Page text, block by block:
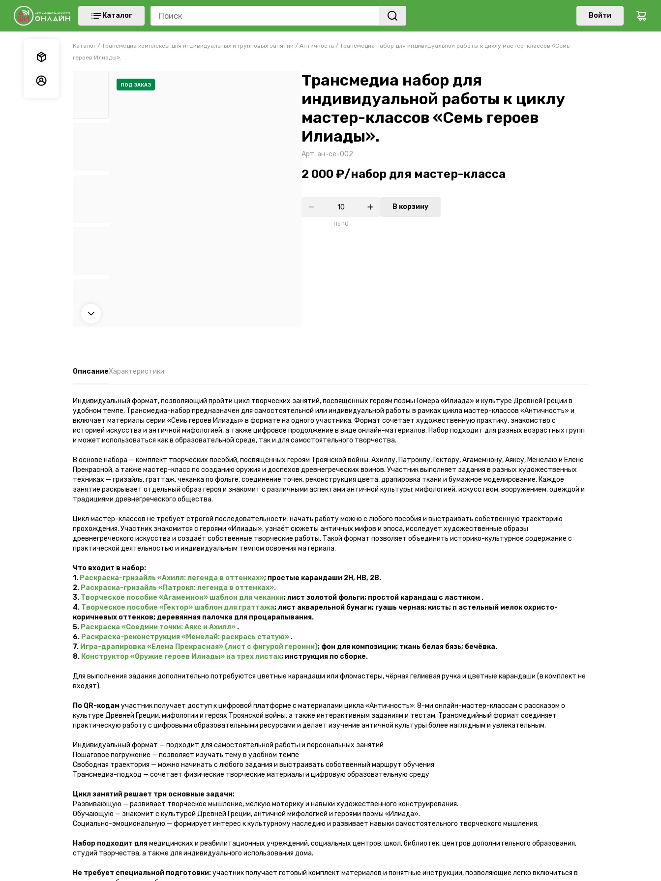
Каталог Войти
Мои заказы
Каталог / Трансмедиа комплексы для индивидуальных и групповых занятий / Античность / Трансмедиа набор для индивидуальной работы к циклу мастер-классов «Семь
героев Илиады».
ПОД ЗАКАЗ
Трансмедиа набор для
индивидуальной работы к циклу
мастер-классов «Семь героев
Илиады».
Арт. ан-се-002
2 000 ₽/набор для мастер-класса
По 10
В корзину
ОписаниеХарактеристики
Индивидуальный формат, позволяющий пройти цикл творческих занятий, посвящённых героям поэмы Гомера «Илиада» и культуре Древней Греции в
удобном темпе. Трансмедиа-набор предназначен для самостоятельной или индивидуальной работы в рамках цикла мастер-классов «Античность» и
включает материалы серии «Семь героев Илиады» в формате на одного участника. Формат сочетает художественную практику, знакомство с
историей искусства и античной мифологией, а также цифровое продолжение в виде онлайн-материалов. Набор подходит для разных возрастных групп
и может использоваться как в образовательной среде, так и для самостоятельного творчества.
В основе набора — комплект творческих пособий, посвящённых героям Троянской войны: Ахиллу, Патроклу, Гектору, Агамемнону, Аяксу, Менелаю и Елене
Прекрасной, а также мастер-класс по созданию оружия и доспехов древнегреческих воинов. Участник выполняет задания в разных художественных
техниках — гризайль, граттаж, чеканка по фольге, соединение точек, реконструкция цвета, драпировка ткани и бумажное моделирование. Каждое
занятие раскрывает отдельный образ героя и знакомит с различными аспектами античной культуры: мифологией, искусством, вооружением, одеждой и
традициями древнегреческого общества.
Цикл мастер-классов не требует строгой последовательности: начать работу можно с любого пособия и выстраивать собственную траекторию
прохождения. Участник знакомится с героями «Илиады», узнаёт сюжеты античных мифов и эпоса, исследует художественные образы
древнегреческого искусства и создаёт собственные творческие работы. Такой формат позволяет объединить историко-культурное содержание с
практической деятельностью и индивидуальным темпом освоения материала.
Что входит в набор:
1. Раскраска-гризайль «Ахилл: легенда в оттенках»; простые карандаши 2H, HB, 2B.
2. Раскраска-гризайль «Патрокл: легенда в оттенках».
3. Творческое пособие «Агамемнон» шаблон для чеканки; лист золотой фольги; простой карандаш с ластиком .
4. Творческое пособие «Гектор» шаблон для граттажа; лист акварельной бумаги; гуашь черная; кисть; п астельный мелок охристо-
коричневых оттенков; деревянная палочка для процарапывания.
5. Раскраска «Соедини точки: Аякс и Ахилл» .
6. Раскраска-реконструкция «Менелай: раскрась статую» .
7. Игра-драпировка «Елена Прекрасная» (лист с фигурой героини); фон для композиции; ткань белая бязь; бечёвка.
8. Конструктор «Оружие героев Илиады» на трех листах; инструкция по сборке.
Для выполнения задания дополнительно потребуются цветные карандаши или фломастеры, чёрная гелиевая ручка и цветные карандаши (в комплект не
входят).
По QR-кодамучастник получает доступ к цифровой платформе с материалами цикла «Античность»: 8-ми онлайн-мастер-классам с рассказом о
культуре Древней Греции, мифологии и героях Троянской войны, а также интерактивным заданиям и тестам. Трансмедийный формат соединяет
практическую работу с цифровыми образовательными ресурсами и делает изучение античной культуры более наглядным и увлекательным.
Индивидуальный формат — подходит для самостоятельной работы и персональных занятий
Пошаговое погружение — позволяет изучать тему в удобном темпе
Свободная траектория — можно начинать с любого задания и выстраивать собственный маршрут обучения
Трансмедиа-подход — сочетает физические творческие материалы и цифровую образовательную среду
Цикл занятий решает три основные задачи:
Развивающую — развивает творческое мышление, мелкую моторику и навыки художественного конструирования.
Обучающую — знакомит с культурой Древней Греции, античной мифологией и героями поэмы «Илиада».
Социально-эмоциональную — формирует интерес к культурному наследию и развивает навыки самостоятельного творческого мышления.
Набор подходит длямедицинских и реабилитационных учреждений, социальных центров, школ, библиотек, центров дополнительного образования,
студий творчества, а также для индивидуального использования дома.
Не требует специальной подготовки:участник получает готовый комплект материалов и понятные инструкции, позволяющие легко включиться в